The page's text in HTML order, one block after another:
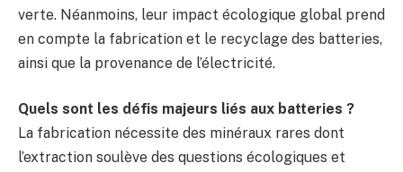
verte. Néanmoins, leur impact écologique global prend
en compte la fabrication et le recyclage des batteries,
ainsi que la provenance de l’électricité.
Quels sont les défis majeurs liés aux batteries ?
La fabrication nécessite des minéraux rares dont
l’extraction soulève des questions écologiques et